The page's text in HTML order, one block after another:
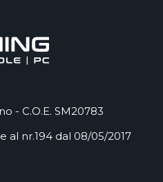
- C.O.E. SM20783
al nr.194 dal 08/05/2017